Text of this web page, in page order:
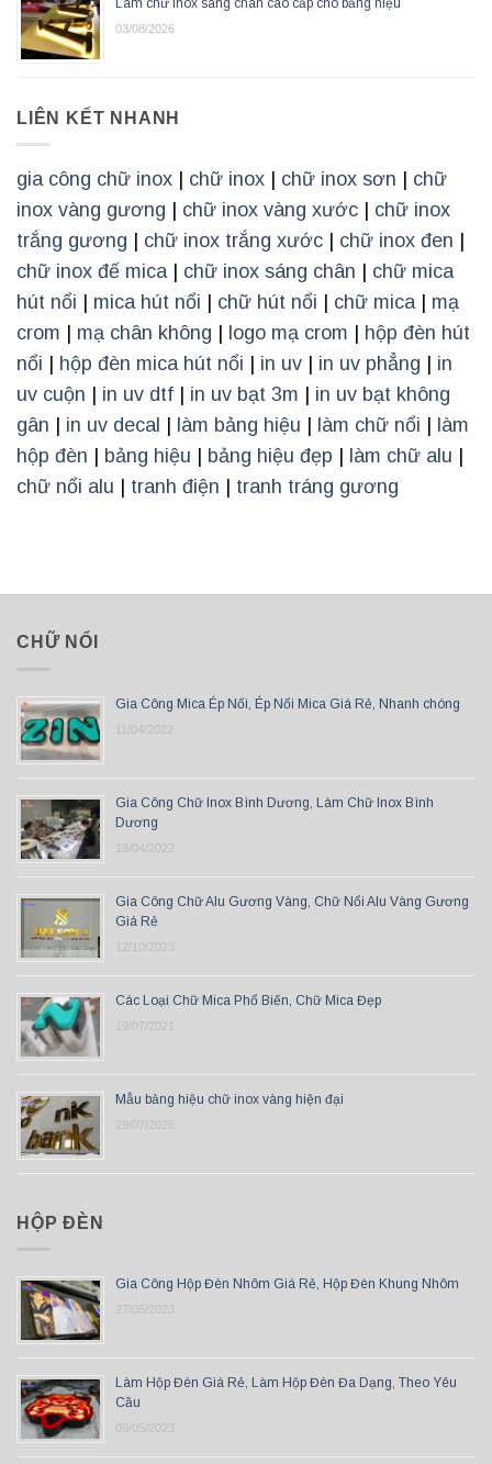
Làm chữ inox sáng chân cao cấp cho bảng hiệu
03/08/2026
LIÊN KẾT NHANH
gia công chữ inox chữ inox chữ inox sơn
chữ
inox vàng gương
chữ inox vàng xước
chữ inox
trắng gương
chữ inox trắng xước chữ inox đen
chữ inox đế mica| chữ inox sáng chân
chữ mica
hút nổi
mica hút nổi chữ hút nổi chữ mica| mạ
crom
mạ chân không logo mạ crom
hộp đèn hút
nổi
hộp đèn mica hút nổi in uv in uv phẳng
in
uv cuộn
in uv dtf in uv bạt 3m
in uv bạt không
gân
in uv decal làm bảng hiệu làm chữ nổi
làm
hộp đèn
bảng hiệu bảng hiệu đẹp làm chữ alu
chữ nổi alu
tranh điện tranh tráng gương
CHỮ NỔI
Gia Công Mica Ép Nổi, Ép Nổi Mica Giá Rẻ, Nhanh chóng
11/04/2022
Gia Công Chữ Inox Bình Dương, Làm Chữ Inox Bình
Dương
18/04/2022
Gia Công Chữ Alu Gương Vàng, Chữ Nổi Alu Vàng Gương
Giá Rẻ
12/10/2023
Các Loại Chữ Mica Phổ Biến, Chữ Mica Đẹp
19/07/2021
Mẫu bảng hiệu chữ inox vàng hiện đại
29/07/2026
HỘP ĐÈN
Gia Công Hộp Đèn Nhôm Giá Rẻ, Hộp Đèn Khung Nhôm
27/05/2023
Làm Hộp Đèn Giá Rẻ, Làm Hộp Đèn Đa Dạng, Theo Yêu
Cầu
09/05/2023